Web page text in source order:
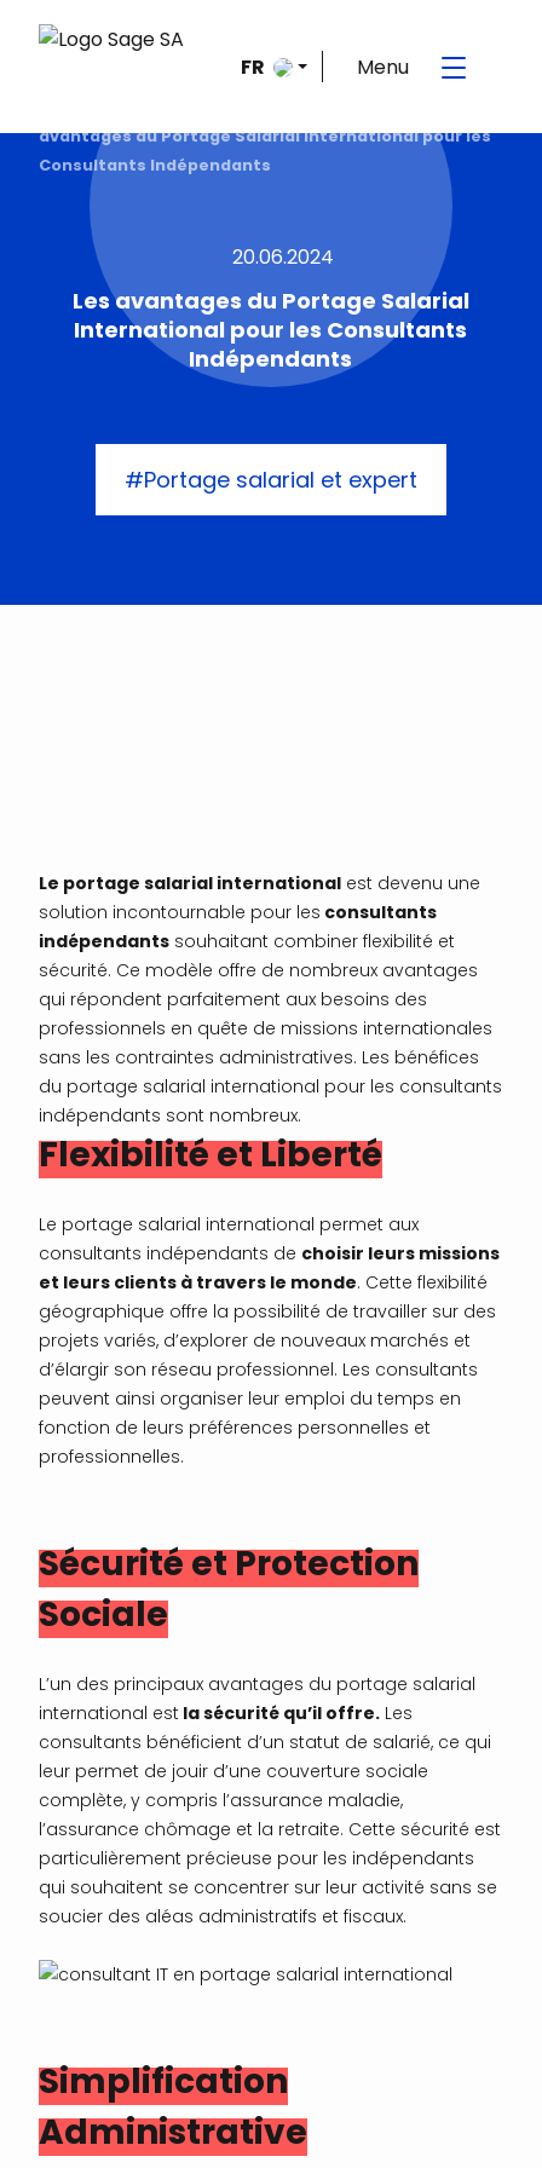
FR Menu
avantages du Portage Salarial International pour les
Consultants Indépendants
20.06.2024
Les avantages du Portage Salarial
International pour les Consultants
Indépendants
#Portage salarial et expert
Le portage salarial international est devenu une
solution incontournable pour les consultants
indépendants souhaitant combiner flexibilité et
sécurité. Ce modèle offre de nombreux avantages
qui répondent parfaitement aux besoins des
professionnels en quête de missions internationales
sans les contraintes administratives. Les bénéfices
du portage salarial international pour les consultants
indépendants sont nombreux.
Flexibilité et Liberté
Le portage salarial international permet aux
consultants indépendants de choisir leurs missions
et leurs clients à travers le monde. Cette flexibilité
géographique offre la possibilité de travailler sur des
projets variés, d’explorer de nouveaux marchés et
d’élargir son réseau professionnel. Les consultants
peuvent ainsi organiser leur emploi du temps en
fonction de leurs préférences personnelles et
professionnelles.
Sécurité et Protection
Sociale
L’un des principaux avantages du portage salarial
international est la sécurité qu’il offre. Les
consultants bénéficient d’un statut de salarié, ce qui
leur permet de jouir d’une couverture sociale
complète, y compris l’assurance maladie,
l’assurance chômage et la retraite. Cette sécurité est
particulièrement précieuse pour les indépendants
qui souhaitent se concentrer sur leur activité sans se
soucier des aléas administratifs et fiscaux.
Simplification
Administrative